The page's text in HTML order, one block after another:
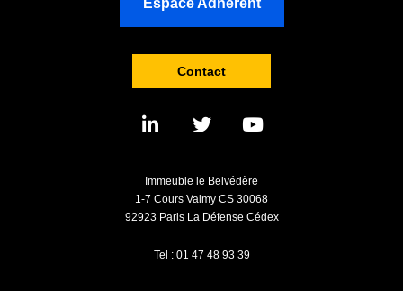
Contact
Immeuble le Belvédère
1-7 Cours Valmy CS 30068
92923 Paris La Défense Cédex
Tel : 01 47 48 93 39